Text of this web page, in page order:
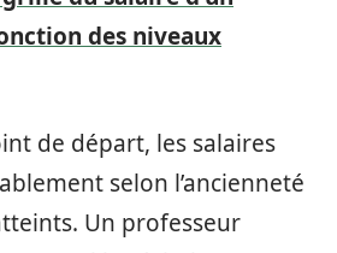
des niveaux
de départ, les salaires
selon l’ancienneté
Un professeur